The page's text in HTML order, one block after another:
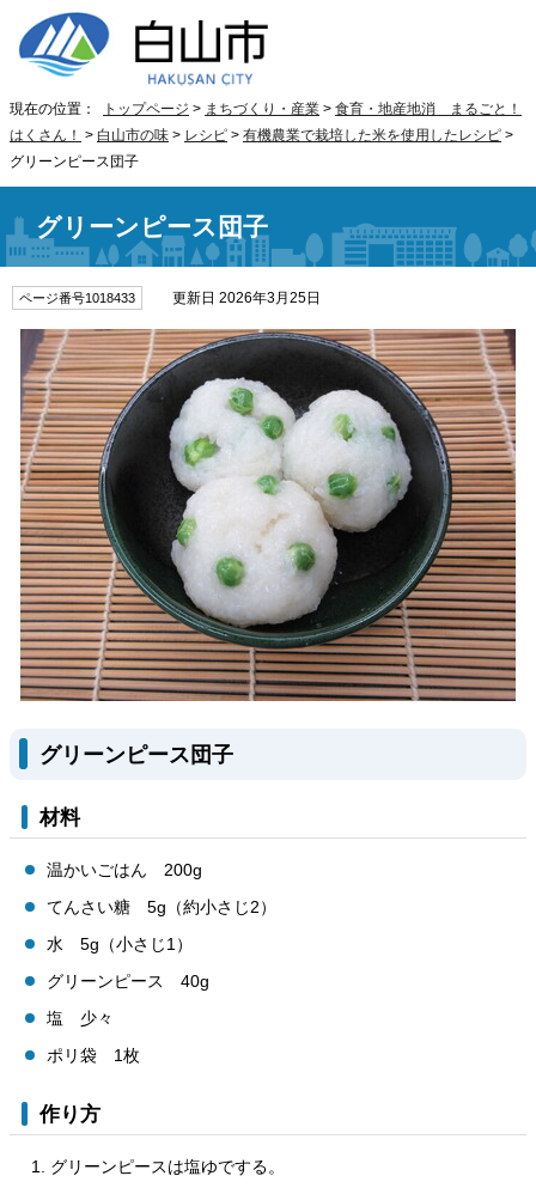
現在の位置： トップページ > まちづくり・産業 > 食育・地産地消 まるごと！
はくさん！ > 白山市の味 > レシピ > 有機農業で栽培した米を使用したレシピ >
グリーンピース団子
グリーンピース団子
ページ番号1018433 更新日 2026年3月25日
グリーンピース団子
材料
温かいごはん 200g
てんさい糖 5g（約小さじ2）
水 5g（小さじ1）
グリーンピース 40g
塩 少々
ポリ袋 1枚
作り方
グリーンピースは塩ゆでする。